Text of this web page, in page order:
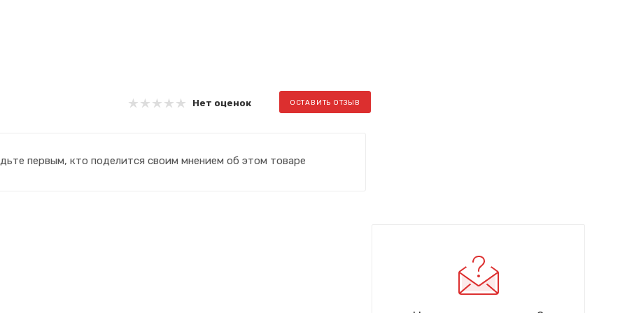
Нет оценок ОСТАВИТЬ ОТЗЫВ
первым, кто поделится своим мнением об этом товаре